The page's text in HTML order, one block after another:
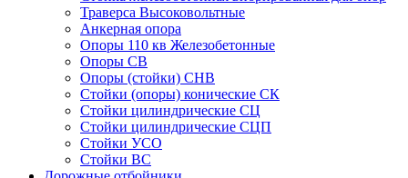
Траверса Высоковольтные
Анкерная опора
Опоры 110 кв Железобетонные
Опоры СВ
Опоры (стойки) СНВ
Стойки (опоры) конические СК
Стойки цилиндрические СЦ
Стойки цилиндрические СЦП
Стойки УСО
Стойки ВС